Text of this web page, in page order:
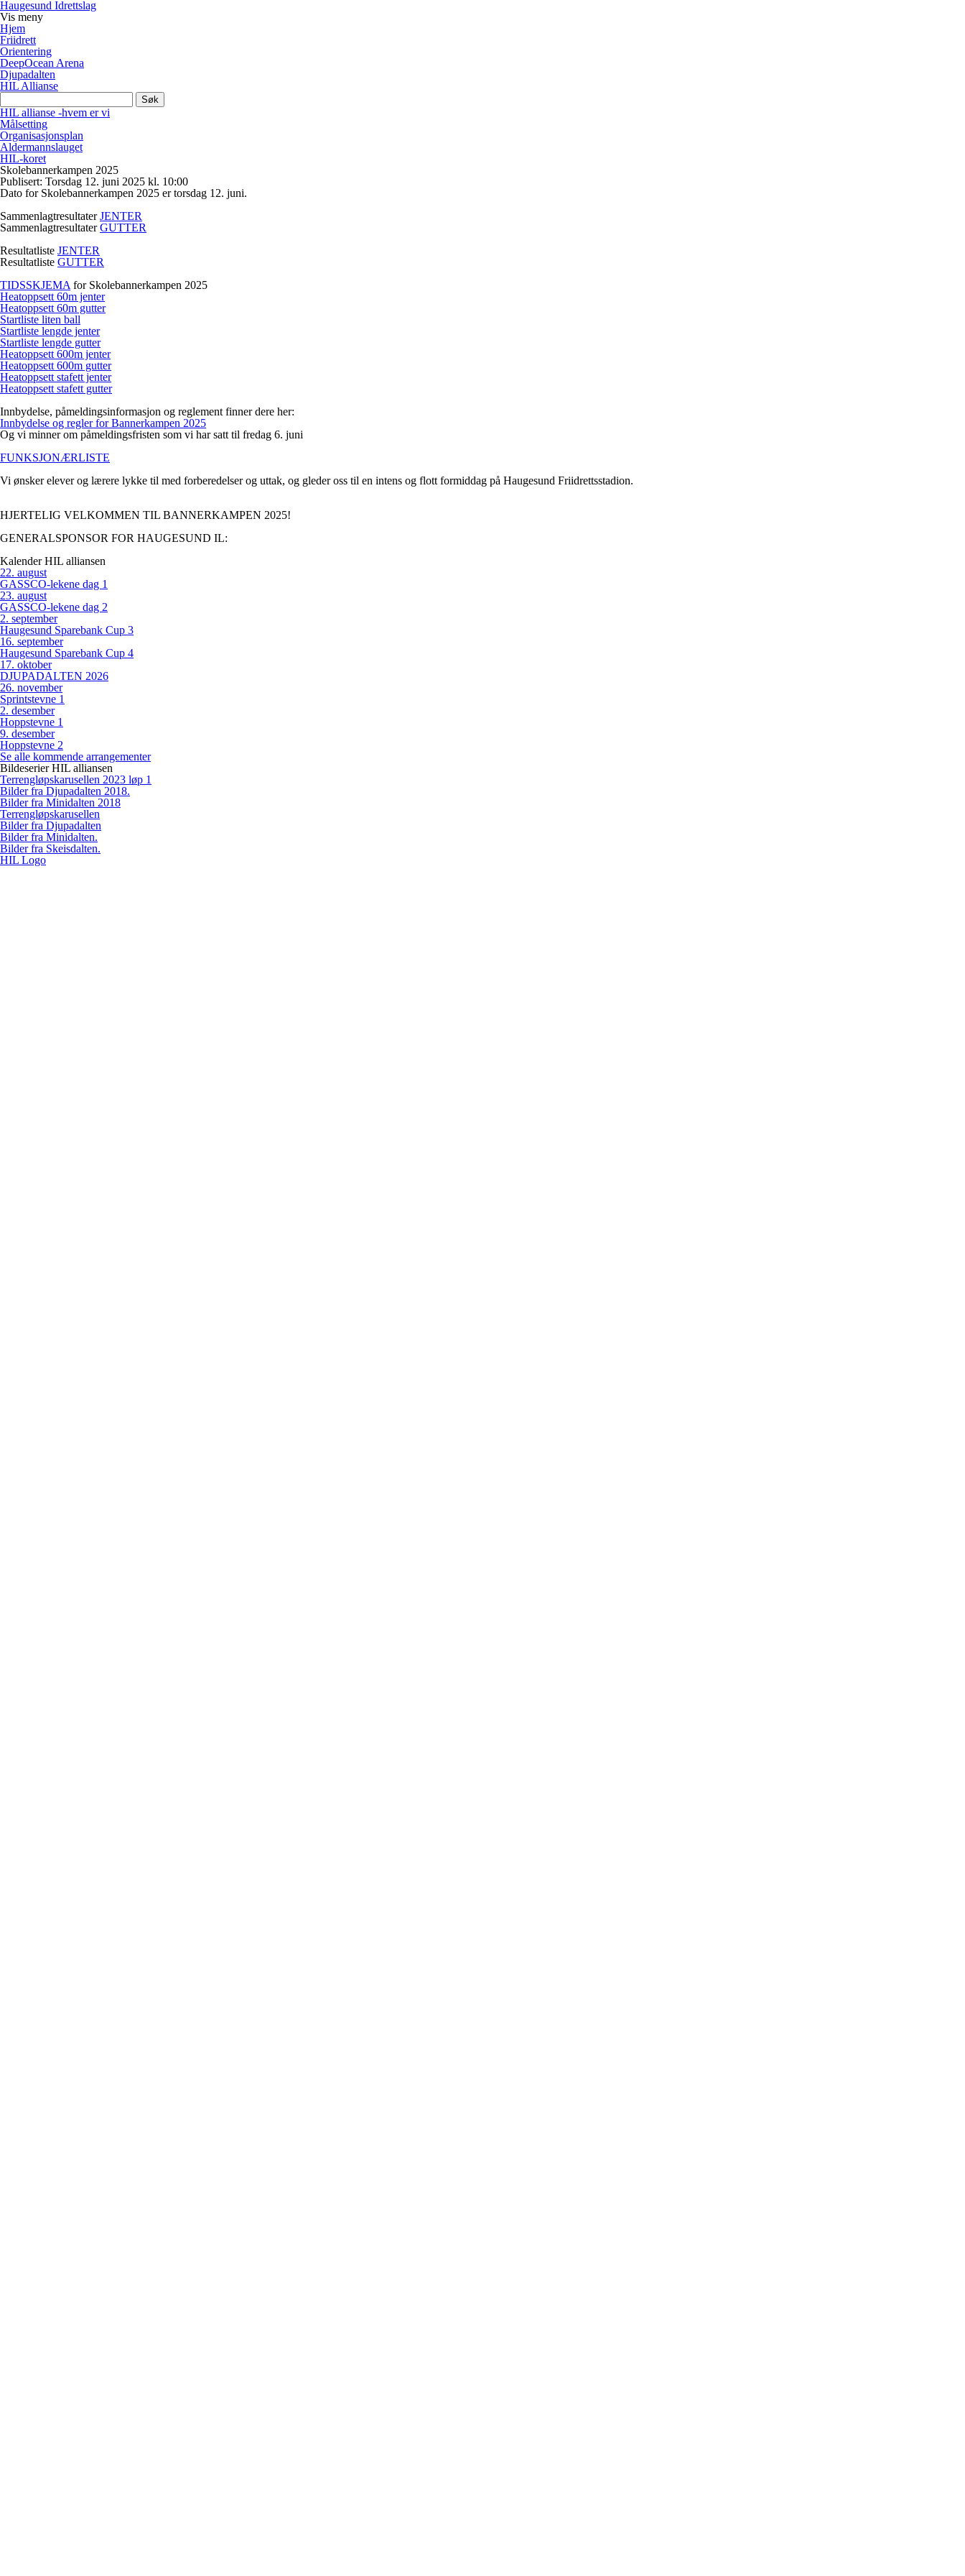
Haugesund Idrettslag
Vis meny
Hjem
Friidrett
Orientering
DeepOcean Arena
Djupadalten
HIL Allianse
Søk
etter:
HIL allianse -hvem er vi
Målsetting
Organisasjonsplan
Aldermannslauget
HIL-koret
Skolebannerkampen 2025
Publisert: Torsdag 12. juni 2025 kl. 10:00
Dato for Skolebannerkampen 2025 ertorsdag 12. juni.
SammenlagtresultaterJENTER
SammenlagtresultaterGUTTER
Resultatliste JENTER
Resultatliste GUTTER
TIDSSKJEMA for Skolebannerkampen 2025
Heatoppsett 60m jenter
Heatoppsett 60m gutter
Startliste liten ball
Startliste lengde jenter
Startliste lengde gutter
Heatoppsett 600m jenter
Heatoppsett 600m gutter
Heatoppsett stafett jenter
Heatoppsett stafett gutter
Innbydelse, påmeldingsinformasjon og reglement finner dere her:
Innbydelse og regler for Bannerkampen 2025
Og vi minner om påmeldingsfristen som vi har satt til fredag 6. juni
FUNKSJONÆRLISTE
Vi ønsker elever og lærere lykke til med forberedelser og uttak, og gleder oss til en intens og flott formiddag på Haugesund Friidrettsstadion.
HJERTELIG VELKOMMEN TIL BANNERKAMPEN 2025!
GENERALSPONSOR FOR HAUGESUND IL:
Kalender HIL alliansen
22. august
GASSCO-lekene dag 1
23. august
GASSCO-lekene dag 2
2. september
Haugesund Sparebank Cup 3
16. september
Haugesund Sparebank Cup 4
17. oktober
DJUPADALTEN 2026
26. november
Sprintstevne 1
2. desember
Hoppstevne 1
9. desember
Hoppstevne 2
Se alle kommende arrangementer
Bildeserier HIL alliansen
Terrengløpskarusellen 2023 løp 1
Bilder fra Djupadalten 2018.
Bilder fra Minidalten 2018
Terrengløpskarusellen
Bilder fra Djupadalten
Bilder fra Minidalten.
Bilder fra Skeisdalten.
HIL Logo